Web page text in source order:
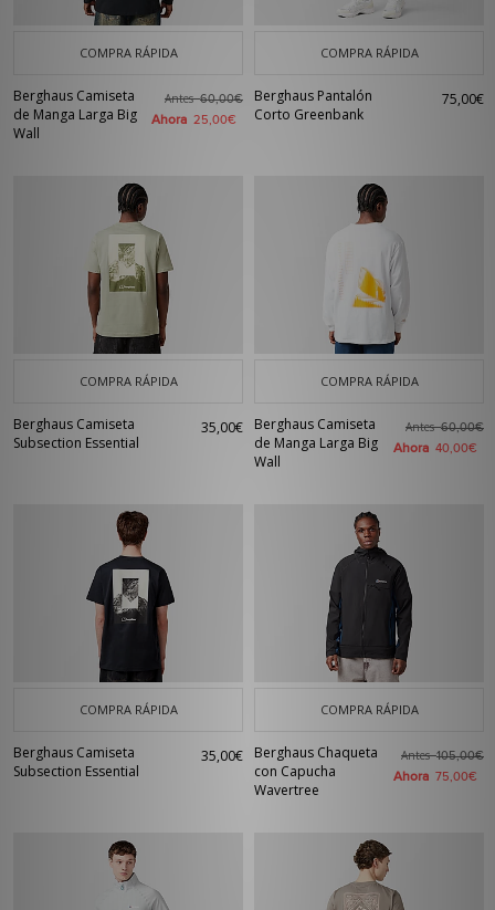
COMPRA RÁPIDA
Berghaus Camiseta
de Manga Larga Big
Wall
Antes60,00€
Ahora 25,00€
COMPRA RÁPIDA
Berghaus Pantalón
Corto Greenbank
75,00€
COMPRA RÁPIDA
Berghaus Camiseta
Subsection Essential
35,00€
COMPRA RÁPIDA
Berghaus Camiseta
de Manga Larga Big
Wall
Antes60,00€
Ahora 40,00€
COMPRA RÁPIDA
Berghaus Camiseta
Subsection Essential
35,00€
COMPRA RÁPIDA
Berghaus Chaqueta
con Capucha
Wavertree
Antes105,00€
Ahora 75,00€